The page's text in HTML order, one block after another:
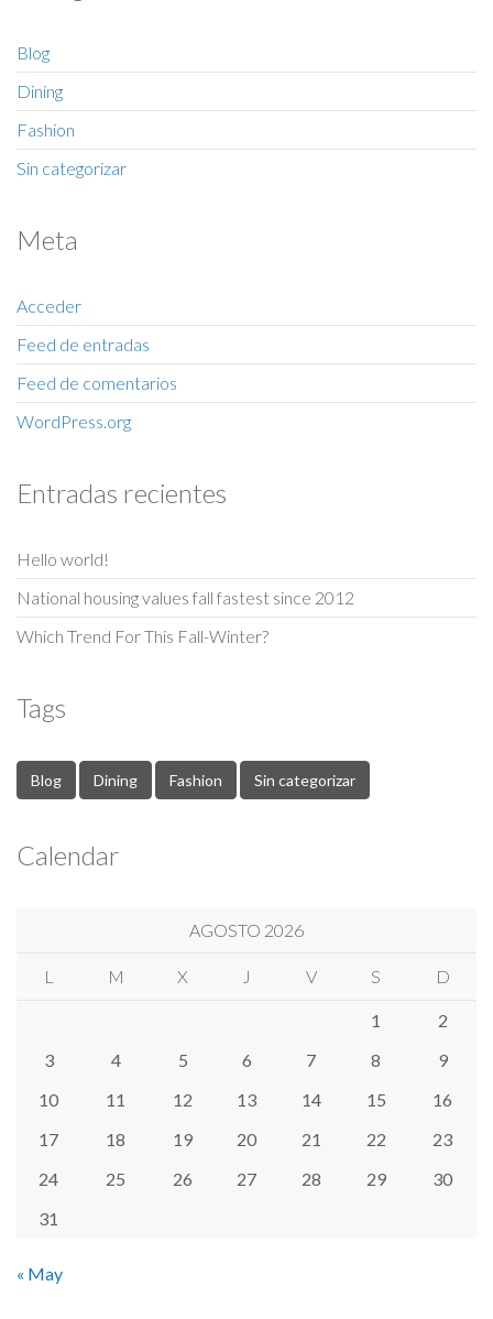
Blog
Dining
Fashion
Sin categorizar
Meta
Acceder
Feed de entradas
Feed de comentarios
WordPress.org
Entradas recientes
Hello world!
National housing values fall fastest since 2012
Which Trend For This Fall-Winter?
Tags
Blog Dining Fashion Sin categorizar
Calendar
AGOSTO 2026
L M X J V S D
1
2
3
4 5 6 7 8
9
10
11 12 13 14 15
16
17
18 19 20 21 22
23
24
25 26 27 28 29
30
31
« May